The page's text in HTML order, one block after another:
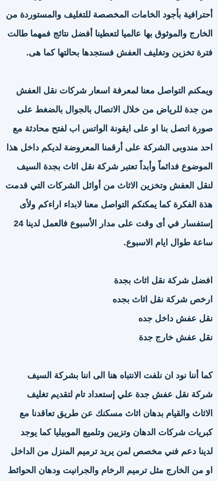
أحترافية بأجود الخامات المخصصة للتغليف والمستوردة من
الخارج والموثوق بها عالميا لتعطينا أفضل نتائج فمهما طالت
فترة تخزين وتغليف العفش فستجدها بحالتها كما هى.
ويمكنم التواصل معنا لمعرفة اسعار شركات نقل العفش
من جدة للرياض من خلال الاتصال بالجوال بالضغط على
صورة اتصل بنا او على ايقونة الواتس اب لفتح محادثة مع
احد مندوبى الشركة على أرقمنا المعروضة لديكم داخل هذا
الموضوع فدائماً وأبداً تعتبر شركة نقل اثاث بجدة السيف
لنقل العفش وتخزين الاثاث من أوائل الشركات التي قدمت
هذة الفكرة كما يمكنكم التواصل معنا لابداء اراءكم ولأى
إستفسار في أى وقت على مدار الأسبوع فالعمل لدينا 24
ساعة طوال ايام الاسبوع.
افضل شركة نقل اثاث بجدة
ارخص شركة نقل اثاث بجده
نقل عفش داخل جده
نقل عفش خارج جدة
كما أننا نود ان نلفت الانتباه هنا الى اننا بشركة السيف
شركة نقل عفش جدة علي إستعداد تام لتقديم تغليف
الاثاث والقيام بدهان اثاث مسكنك عن طريق تعاقدنا مع
كبريات شركات الدهان وتزيين وتلميع الموبيليا كما يوجد
لدينا دعم فني مخصص لمن يريد ترميم المنزل من الداخل
او من الخارج مثل ترميم الرخام والجرانيت ودهان الحوائط